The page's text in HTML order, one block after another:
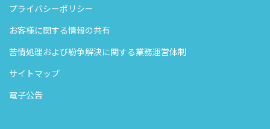
プライバシーポリシー
お客様に関する情報の共有
苦情処理および紛争解決に関する業務運営体制
サイトマップ
電子公告